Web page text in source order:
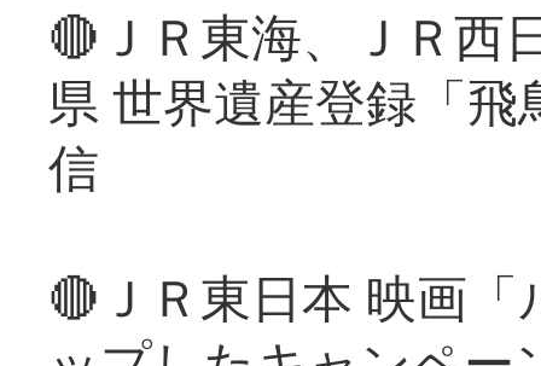
🔴ＪＲ東海、ＪＲ西
県 世界遺産登録「
信
🔴ＪＲ東日本 映画